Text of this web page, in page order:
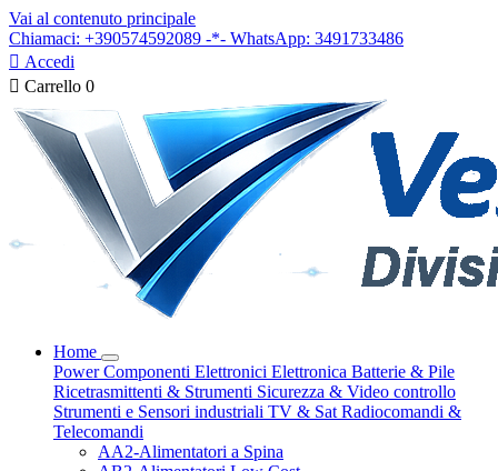
Vai al contenuto principale
Chiamaci: +390574592089 -*- WhatsApp: 3491733486
 Accedi
 Carrello 0
Home
PowerComponenti Elettronici Elettronica Batterie & Pile
Ricetrasmittenti & Strumenti Sicurezza & Video controllo
Strumenti e Sensori industriali TV & Sat Radiocomandi &
Telecomandi
AA2-Alimentatori a Spina